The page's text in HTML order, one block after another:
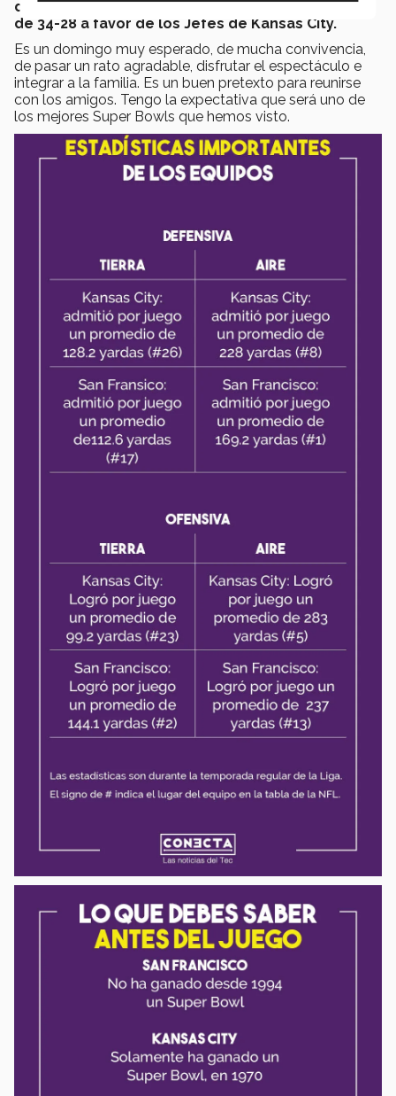
definirá en los últimos minutos, mi pronóstico es
de 34-28 a favor de los Jefes de Kansas City.
Es un domingo muy esperado, de mucha convivencia,
de pasar un rato agradable, disfrutar el espectáculo e
integrar a la familia. Es un buen pretexto para reunirse
con los amigos. Tengo la expectativa que será uno de
los mejores Super Bowls que hemos visto.